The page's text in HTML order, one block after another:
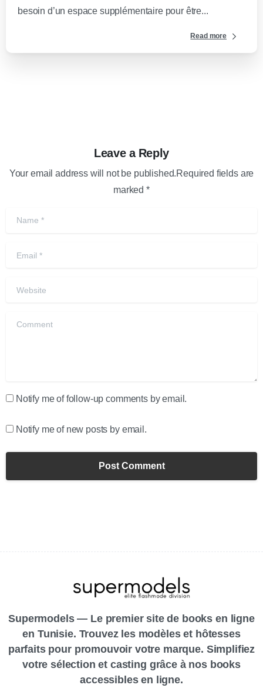
besoin d’un espace supplémentaire pour être...
Read more
Leave a Reply
Your email address will not be published.Required fields are
marked *
Name
Comment
Notify me of follow-up comments by email.
Notify me of new posts by email.
Supermodels — Le premier site de books en ligne
en Tunisie. Trouvez les modèles et hôtesses
parfaits pour promouvoir votre marque. Simplifiez
votre sélection et casting grâce à nos books
accessibles en ligne.